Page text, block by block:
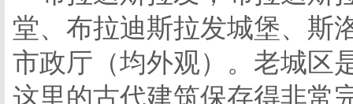
堂、布拉迪斯拉发城堡、斯
市政厅（均外观）。老城区
这里的古代建筑保存得非常